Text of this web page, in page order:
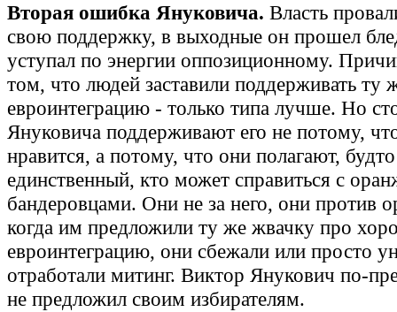
Вторая ошибка Януковича. Власть
свою поддержку, в выходные он прошел
уступал по энергии оппозиционному.
том, что людей заставили поддерживать ту
евроинтеграцию - только типа лучше. Но
Януковича поддерживают его не потому,
нравится, а потому, что они полагают,
единственный, кто может справиться с
бандеровцами. Они не за него, они против
когда им предложили ту же жвачку про
евроинтеграцию, они сбежали или просто
отработали митинг. Виктор Янукович по-
не предложил своим избирателям.